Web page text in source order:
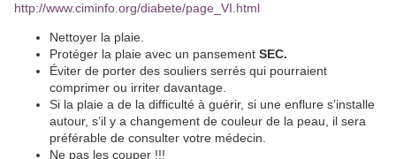
http://www.ciminfo.org/diabete/page_VI.html
Nettoyer la plaie.
Protéger la plaie avec un pansement SEC.
Éviter de porter des souliers serrés qui pourraient
comprimer ou irriter davantage.
Si la plaie a de la difficulté à guérir, si une enflure s’installe
autour, s’il y a changement de couleur de la peau, il sera
préférable de consulter votre médecin.
Ne pas les couper !!!